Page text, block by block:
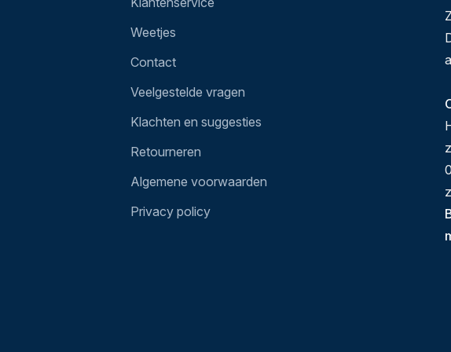
Weetjes
Contact
Veelgestelde vragen
Klachten en suggesties
Retourneren
Algemene voorwaarden
Privacy policy